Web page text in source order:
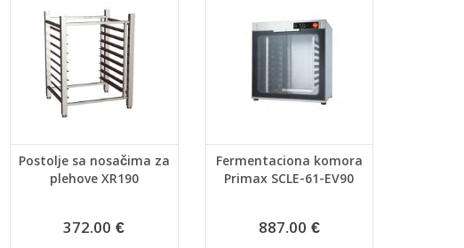
Postolje sa nosačima za
plehove XR190
372.00 €
Fermentaciona komora
Primax SCLE-61-EV90
887.00 €